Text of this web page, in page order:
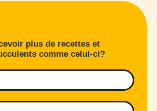
plus de recettes et
comme celui-ci?